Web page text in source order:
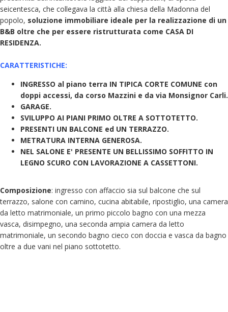
seicentesca, che collegava la città alla chiesa della Madonna del
popolo, soluzione immobiliare ideale per la realizzazione di un
B&B oltre che per essere ristrutturata come CASA DI
RESIDENZA.
CARATTERISTICHE:
INGRESSO al piano terra IN TIPICA CORTE COMUNE con
doppi accessi, da corso Mazzini e da via Monsignor Carli.
GARAGE.
SVILUPPO AI PIANI PRIMO OLTRE A SOTTOTETTO.
PRESENTI UN BALCONE ed UN TERRAZZO.
METRATURA INTERNA GENEROSA.
NEL SALONE E' PRESENTE UN BELLISSIMO SOFFITTO IN
LEGNO SCURO CON LAVORAZIONE A CASSETTONI.
Composizione: ingresso con affaccio sia sul balcone che sul
terrazzo, salone con camino, cucina abitabile, ripostiglio, una camera
da letto matrimoniale, un primo piccolo bagno con una mezza
vasca, disimpegno, una seconda ampia camera da letto
matrimoniale, un secondo bagno cieco con doccia e vasca da bagno
oltre a due vani nel piano sottotetto.